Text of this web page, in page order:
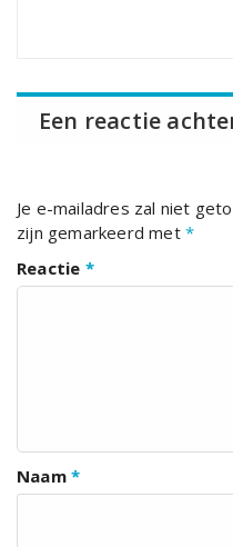
Een reactie
Je e-mailadres zal niet
zijn gemarkeerd met *
Reactie *
Naam *